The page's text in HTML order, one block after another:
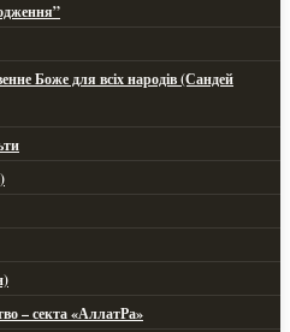
Боже для всіх народів (Сандей
– секта «АллатРа»